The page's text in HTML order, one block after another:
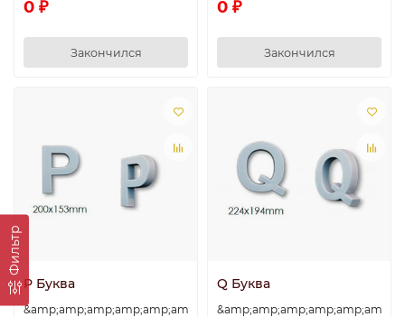
Фильтр
0 ₽
Закончился
0 ₽
Закончился
P Буква Q Буква